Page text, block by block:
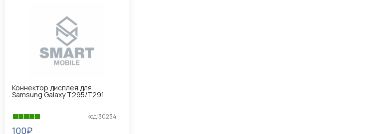
Коннектор дисплея для
Samsung Galaxy T295/T291
код:30234
100₽